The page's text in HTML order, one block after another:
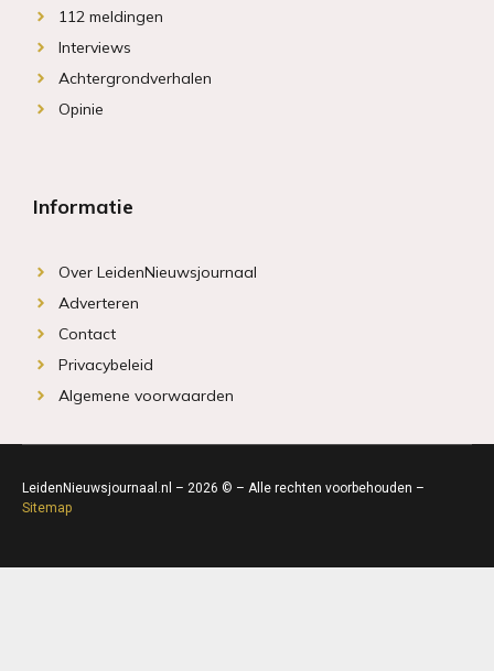
112 meldingen
Interviews
Achtergrondverhalen
Opinie
Informatie
Over LeidenNieuwsjournaal
Adverteren
Contact
Privacybeleid
Algemene voorwaarden
LeidenNieuwsjournaal.nl – 2026 © – Alle rechten voorbehouden –
Sitemap